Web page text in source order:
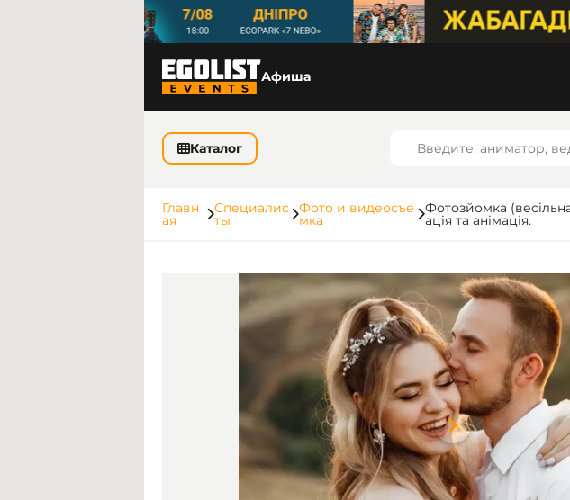
Афиша
Каталог
Главн
ая
Специалис
ты
Фото и видеосъе
мка
Фотозйомка
ація та анімація.
Item
1
of
8